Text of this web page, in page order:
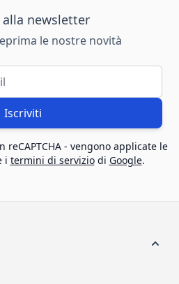
newsletter
le nostre novità
Iscriviti
- vengono applicate le
i termini di serviziodi Google.